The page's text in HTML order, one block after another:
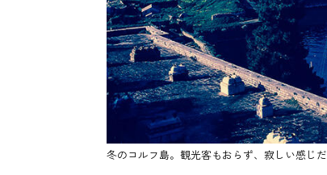
冬のコルフ島。観光客もおらず、寂しい感じだ